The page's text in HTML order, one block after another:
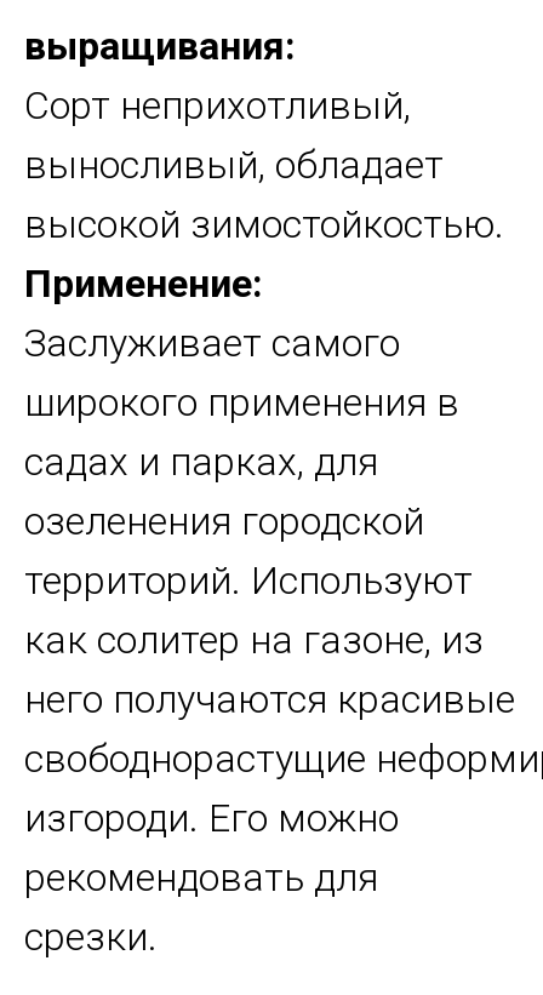
выращивания:
Сорт неприхотливый,
выносливый, обладает
высокой зимостойкостью.
Применение:
Заслуживает самого
широкого применения в
садах и парках, для
озеленения городской
территорий. Используют
как солитер на газоне, из
него получаются красивые
свободнорастущие
изгороди. Его можно
рекомендовать для
срезки.